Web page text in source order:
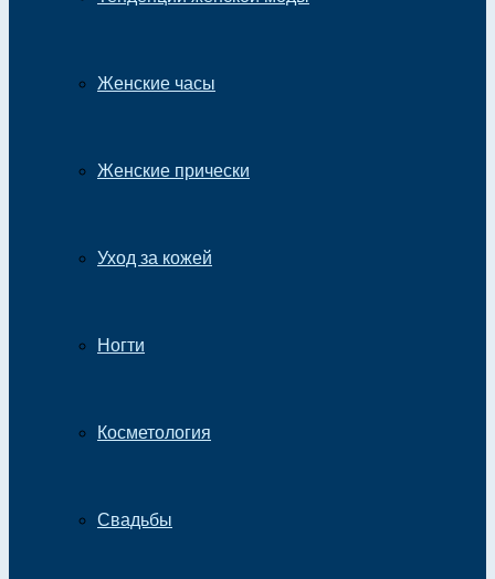
Женские часы
Женские прически
Уход за кожей
Ногти
Косметология
Свадьбы